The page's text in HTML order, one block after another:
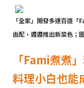
「全家」開發多達百道
由配，週週推出新菜色；
「Fami煮煮
料理小白也能